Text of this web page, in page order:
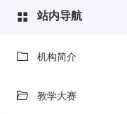
站内导航
机构简介
教学大赛